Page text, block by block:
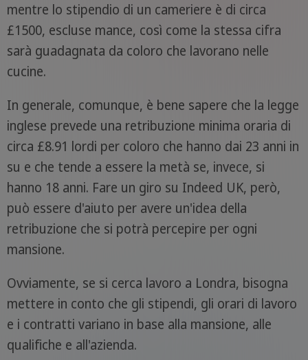
mentre lo stipendio di un cameriere è di circa
£1500, escluse mance, così come la stessa cifra
sarà guadagnata da coloro che lavorano nelle
cucine.
In generale, comunque, è bene sapere che la legge
inglese prevede una retribuzione minima oraria di
circa £8.91 lordi per coloro che hanno dai 23 anni in
su e che tende a essere la metà se, invece, si
hanno 18 anni. Fare un giro su Indeed UK, però,
può essere d'aiuto per avere un'idea della
retribuzione che si potrà percepire per ogni
mansione.
Ovviamente, se si cerca lavoro a Londra, bisogna
mettere in conto che gli stipendi, gli orari di lavoro
e i contratti variano in base alla mansione, alle
qualifiche e all'azienda.